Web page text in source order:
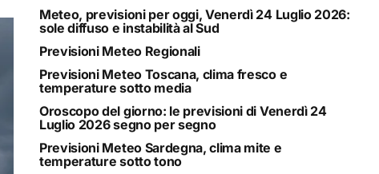
Meteo, previsioni per oggi, Venerdì 24 Luglio 2026:
sole diffuso e instabilità al Sud
Previsioni Meteo Regionali
Previsioni Meteo Toscana, clima fresco e
temperature sotto media
Oroscopo del giorno: le previsioni di Venerdì 24
Luglio 2026 segno per segno
Previsioni Meteo Sardegna, clima mite e
temperature sotto tono